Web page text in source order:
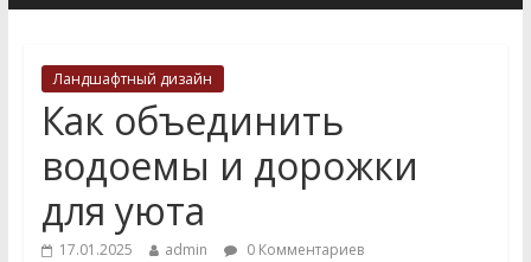
Стратегии посадки деревьев и кустарников для защиты
Ландшафтный дизайн
Как объединить
водоемы и дорожки
для уюта
17.01.2025 admin 0 Комментариев